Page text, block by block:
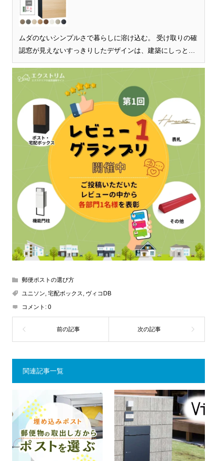
ムダのないシンプルさで暮らしに溶け込む。 受け取りの確
認窓が見えないすっきりしたデザインは、建築にしっとり
と溶け込みます。また、使い方をできる限りシンプルにし
て、使いやすさを追求。壁付けもできるス...
郵便ポストの選び方
ユニソン 宅配ボックス
ヴィコDB
コメント: 0
関連記事一覧